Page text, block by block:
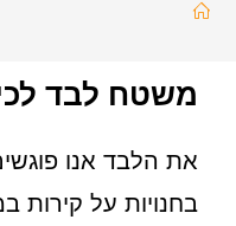
משטח לבד
את הלבד אנו
בחנויות על קירות